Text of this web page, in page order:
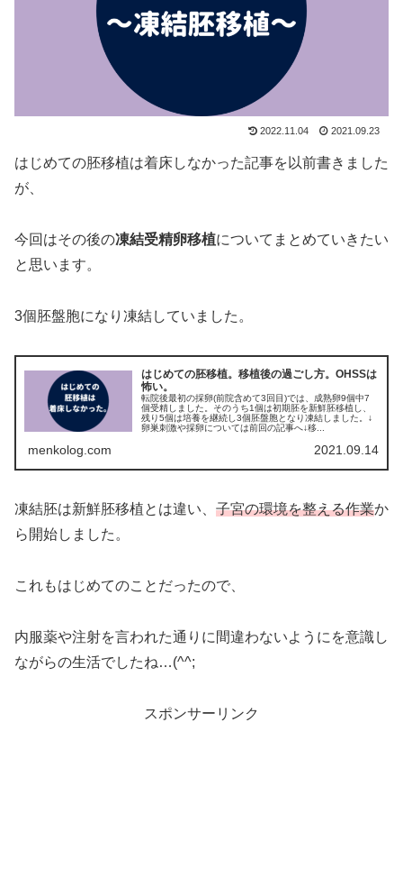
2022.11.04 2021.09.23
はじめての胚移植は着床しなかった記事を以前書きました
が、
今回はその後の凍結受精卵移植についてまとめていきたい
と思います。
3個胚盤胞になり凍結していました。
はじめての胚移植。移植後の過ごし方。OHSSは
怖い。
転院後最初の採卵(前院含めて3回目)では、成熟卵9個中7
個受精しました。そのうち1個は初期胚を新鮮胚移植し、
残り5個は培養を継続し3個胚盤胞となり凍結しました。↓
卵巣刺激や採卵については前回の記事へ↓移...
menkolog.com 2021.09.14
凍結胚は新鮮胚移植とは違い、 子宮の環境を整える作業か
ら開始しました。
これもはじめてのことだったので、
内服薬や注射を言われた通りに間違わないようにを意識し
ながらの生活でしたね…(^^;
スポンサーリンク